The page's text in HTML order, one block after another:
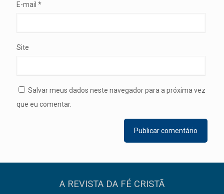
E-mail *
Site
Salvar meus dados neste navegador para a próxima vez
que eu comentar.
A REVISTA DA FÉ CRISTÃ